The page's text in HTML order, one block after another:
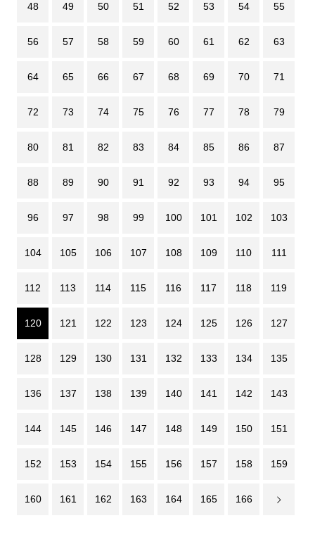
48 49 50 51 52 53 54 55
56 57 58 59 60 61 62 63
64 65 66 67 68 69 70 71
72 73 74 75 76 77 78 79
80 81 82 83 84 85 86 87
88 89 90 91 92 93 94 95
96 97 98 99 100 101 102 103
104 105 106 107 108 109 110 111
112 113 114 115 116 117 118 119
120 121 122 123 124 125 126 127
128 129 130 131 132 133 134 135
136 137 138 139 140 141 142 143
144 145 146 147 148 149 150 151
152 153 154 155 156 157 158 159
160 161 162 163 164 165 166